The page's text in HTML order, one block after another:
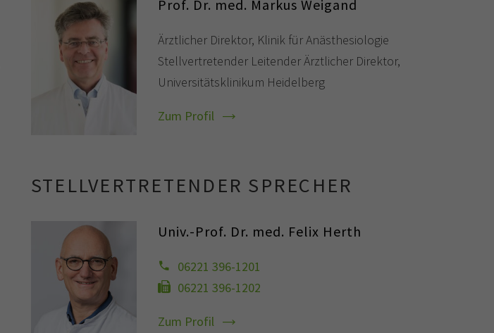
Prof. Dr. med. Markus Weigand
Ärztlicher Direktor, Klinik für Anästhesiologie
Stellvertretender Leitender Ärztlicher Direktor,
Universitätsklinikum Heidelberg
Zum Profil
STELLVERTRETENDER SPRECHER
Univ.-Prof. Dr. med. Felix Herth
06221 396-1201
06221 396-1202
Zum Profil